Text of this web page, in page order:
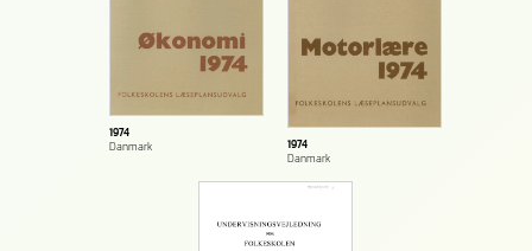
1974
Danmark
1974
Danmark